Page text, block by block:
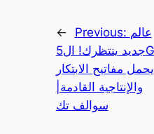
← Previous: عالم
جديد ينتظرك! ال5G
يحمل مفاتيح الابتكار
والإنتاجية القادمة|
سوالف تك